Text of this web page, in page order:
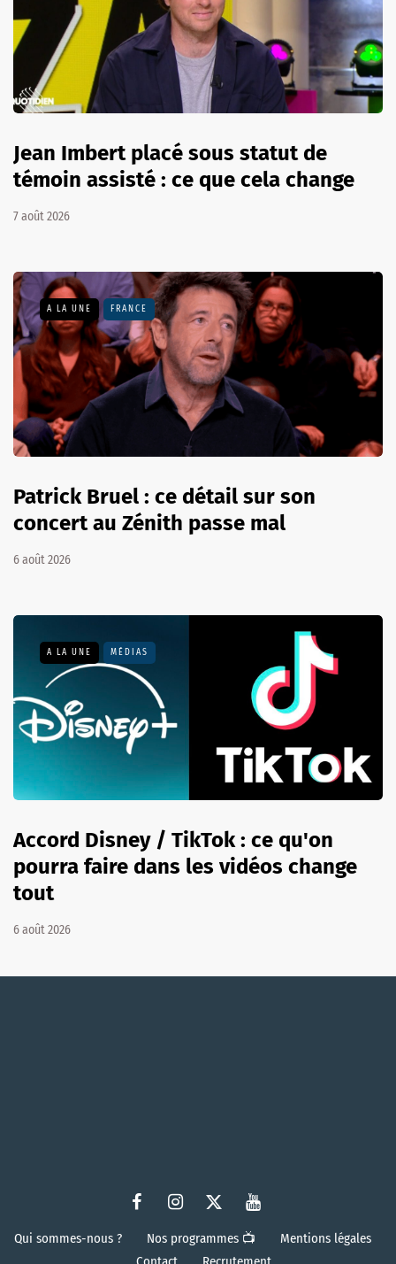
Jean Imbert placé sous statut de
témoin assisté : ce que cela change
7 août 2026
A LA UNE FRANCE
Patrick Bruel : ce détail sur son
concert au Zénith passe mal
6 août 2026
A LA UNE MÉDIAS
Accord Disney / TikTok : ce qu'on
pourra faire dans les vidéos change
tout
6 août 2026
Qui sommes-nous ? Nos programmes 📺
Mentions légales